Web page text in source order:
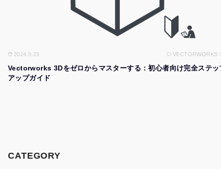
2024.9.23 VECTORWORKS
Vectorworks 3Dをゼロからマスターする：初心者向け完全ステッ
アップガイド
CATEGORY